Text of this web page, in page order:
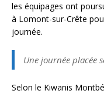
les équipages ont
à Lomont-sur-Crête
journée.
Une journée placée
Selon le Kiwanis